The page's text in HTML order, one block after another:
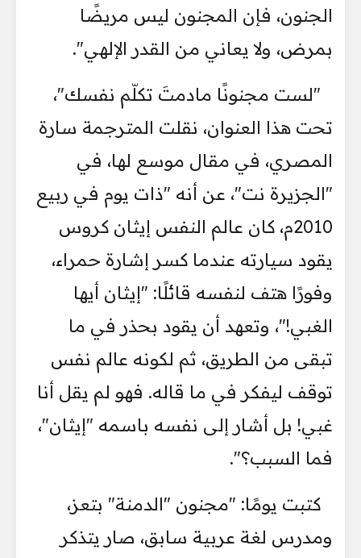
الجنون، فإن المجنون ليس مريضًا
بمرض، ولا يعاني من القدر الإلهي".
"لست مجنونًا مادمتَ تكلّم نفسك"،
تحت هذا العنوان، نقلت المترجمة سارة
المصري، في مقال موسع لها، في
"الجزيرة نت"، عن أنه "ذات يوم في ربيع
2010م، كان عالم النفس إيثان كروس
يقود سيارته عندما كسر إشارة حمراء،
وفورًا هتف لنفسه قائلًا: "إيثان أيها
الغبي!"، وتعهد أن يقود بحذر في ما
تبقى من الطريق، ثم لكونه عالم نفس
توقف ليفكر في ما قاله. فهو لم يقل أنا
غبي! بل أشار إلى نفسه باسمه "إيثان"،
فما السبب؟".
كتبت يومًا: "مجنون "الدمنة" بتعز،
ومدرس لغة عربية سابق، صار يتذكر